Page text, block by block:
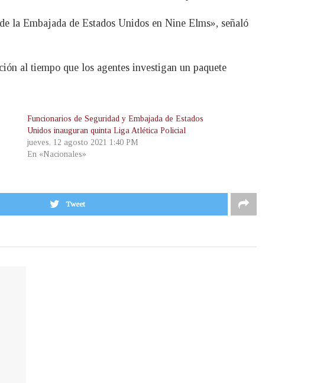
la Embajada de Estados Unidos en Nine Elms», señaló
al tiempo que los agentes investigan un paquete
Funcionarios de Seguridad y Embajada de Estados
Unidos inauguran quinta Liga Atlética Policial
jueves, 12 agosto 2021 1:40 PM
En «Nacionales»
Tweet